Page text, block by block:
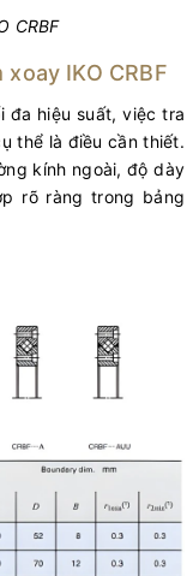
CRBF
IKO CRBF
đa hiệu suất, việc tra
thể là điều cần thiết.
kính ngoài, độ dày
rõ ràng trong bảng